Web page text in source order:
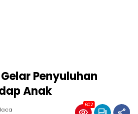
Gelar Penyuluhan
Anak
602